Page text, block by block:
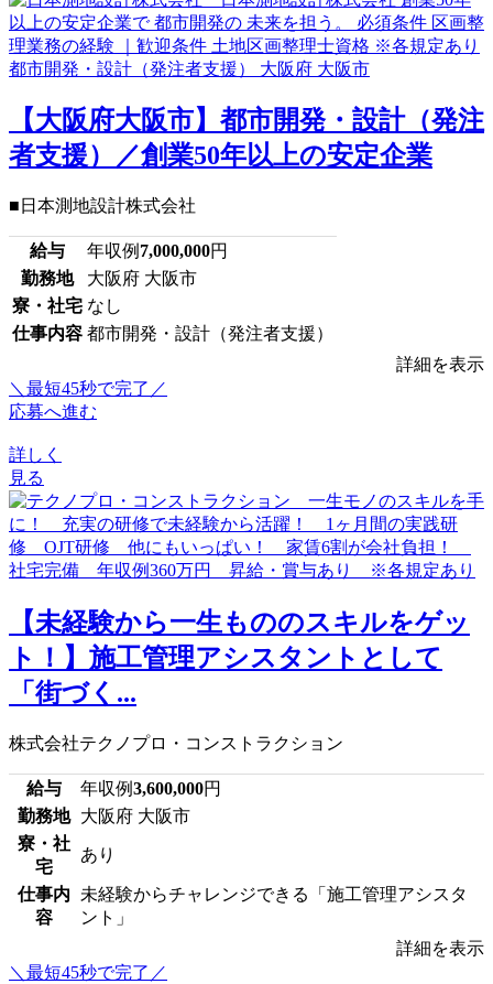
【大阪府大阪市】都市開発・設計（発注
者支援）／創業50年以上の安定企業
■日本測地設計株式会社
給与 年収例 7,000,000円
勤務地
大阪府 大阪市
寮・社宅 なし
仕事内容 都市開発・設計（発注者支援）
詳細を表示
＼最短45秒で完了／
応募へ進む
詳しく
見る
【未経験から一生もののスキルをゲッ
ト！】施工管理アシスタントとして
「街づく...
株式会社テクノプロ・コンストラクション
給与 年収例3,600,000円
勤務地 大阪府 大阪市
寮・社
宅
あり
仕事内
容
未経験からチャレンジできる「施工管理アシスタ
ント」
詳細を表示
＼最短45秒で完了／